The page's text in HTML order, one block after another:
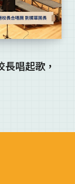
唱起歌，